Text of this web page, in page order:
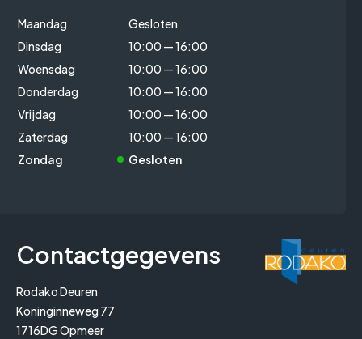
Maandag
Gesloten
Dinsdag
10:00 — 16:00
Woensdag
10:00 — 16:00
Donderdag
10:00 — 16:00
Vrijdag
10:00 — 16:00
Zaterdag
10:00 — 16:00
Zondag
Gesloten
Contactgegevens
Rodako Deuren
Koninginneweg 77
1716DG Opmeer